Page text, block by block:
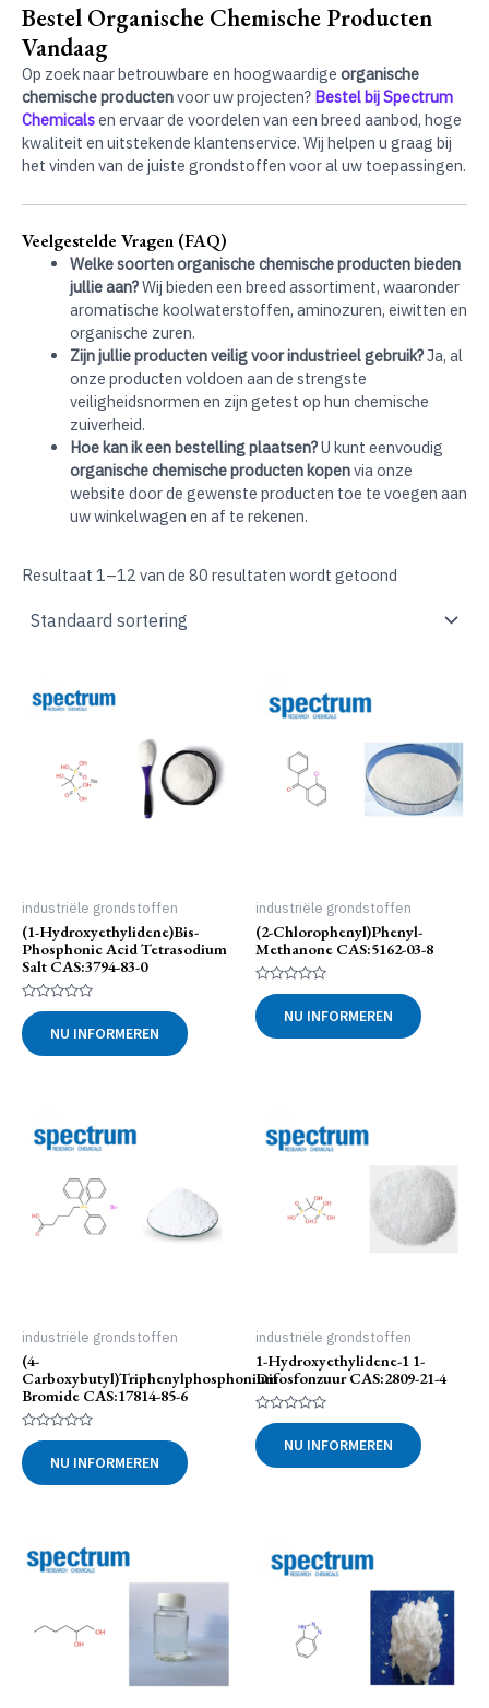
Bestel Organische Chemische Producten
Vandaag
Op zoek naar betrouwbare en hoogwaardige organische
chemische productenvoor uw projecten? Bestel bij Spectrum
Chemicalsen ervaar de voordelen van een breed aanbod, hoge
kwaliteit en uitstekende klantenservice. Wij helpen u graag bij
het vinden van de juiste grondstoffen voor al uw toepassingen.
Veelgestelde Vragen (FAQ)
Welke soorten organische chemische producten bieden
jullie aan?Wij bieden een breed assortiment, waaronder
aromatische koolwaterstoffen, aminozuren, eiwitten en
organische zuren.
Zijn jullie producten veilig voor industrieel gebruik?Ja, al
onze producten voldoen aan de strengste
veiligheidsnormen en zijn getest op hun chemische
zuiverheid.
Hoe kan ik een bestelling plaatsen?U kunt eenvoudig
organische chemische producten kopenvia onze
website door de gewenste producten toe te voegen aan
uw winkelwagen en af te rekenen.
Resultaat 1–12 van de 80 resultaten wordt getoond
industriële grondstoffen
(1-Hydroxyethylidene)bis-
Phosphonic Acid Tetrasodium
Salt CAS:3794-83-0
Gewaardeerd
0
uit
5
NU INFORMEREN
industriële grondstoffen
(2-Chlorophenyl)phenyl-
Methanone CAS:5162-03-8
Gewaardeerd
0
uit
5
NU INFORMEREN
industriële grondstoffen
(4-
Carboxybutyl)triphenylphosphonium
Bromide CAS:17814-85-6
Gewaardeerd
0
uit
5
NU INFORMEREN
industriële grondstoffen
1-Hydroxyethylidene-1 1-
Difosfonzuur CAS:2809-21-4
Gewaardeerd
0
uit
5
NU INFORMEREN